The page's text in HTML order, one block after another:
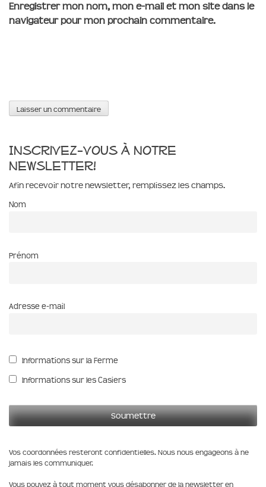
Enregistrer mon nom, mon e-mail et mon site dans le
navigateur pour mon prochain commentaire.
Inscrivez-vous à notre
newsletter!
Afin recevoir notre newsletter, remplissez les champs.
Nom
Prénom
Adresse e-mail
Informations sur la Ferme
Informations sur les Casiers
Vos coordonnées resteront confidentielles. Nous nous engageons à ne
jamais les communiquer.
Vous pouvez à tout moment vous désabonner de la newsletter en